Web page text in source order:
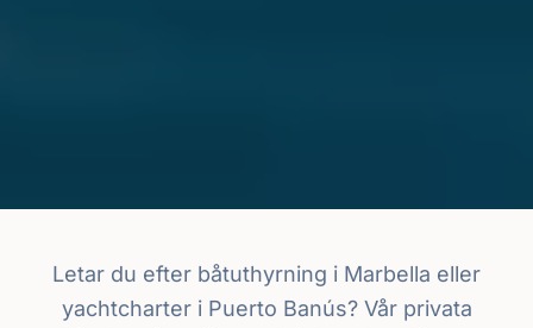
Letar du efter båtuthyrning i Marbella eller
yachtcharter i Puerto Banús? Vår privata